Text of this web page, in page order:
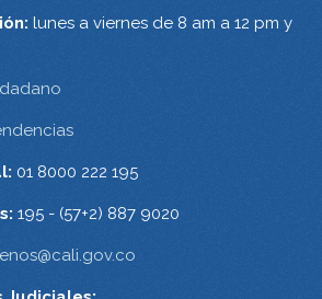
lunes a viernes de 8 am a 12 pm y
01 8000 222 195
195 - (57+2) 887 9020